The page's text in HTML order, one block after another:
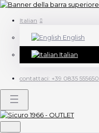
Italian
English
Italian
contattaci: +39 0835 555650